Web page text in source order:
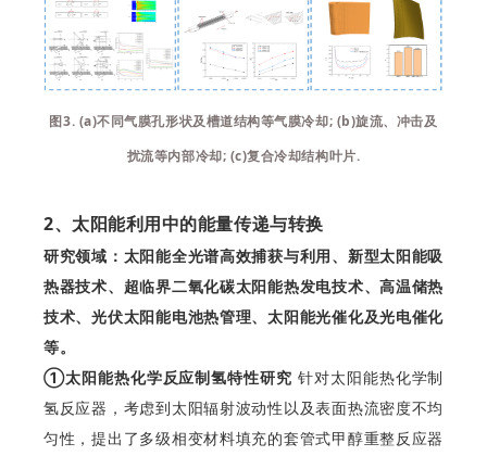
图3. (a)不同气膜孔形状及槽道结构等气膜冷却; (b)旋流、冲击及
扰流等内部冷却; (c)复合冷却结构叶片.
2、太阳能利用中的能量传递与转换
研究领域：太阳能全光谱高效捕获与利用、新型太阳能吸
热器技术、超临界二氧化碳太阳能热发电技术、高温储热
技术、光伏太阳能电池热管理、太阳能光催化及光电催化
等。
①太阳能热化学反应制氢特性研究 针对太阳能热化学制
氢反应器，考虑到太阳辐射波动性以及表面热流密度不均
匀性，提出了多级相变材料填充的套管式甲醇重整反应器